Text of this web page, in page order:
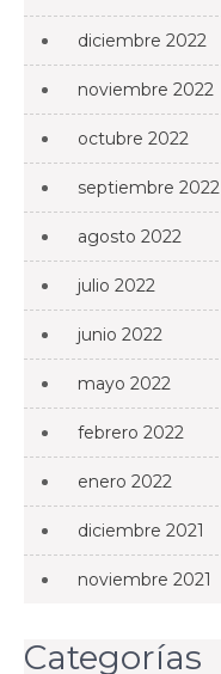
diciembre 2022
noviembre 2022
octubre 2022
septiembre 2022
agosto 2022
julio 2022
junio 2022
mayo 2022
febrero 2022
enero 2022
diciembre 2021
noviembre 2021
Categorías